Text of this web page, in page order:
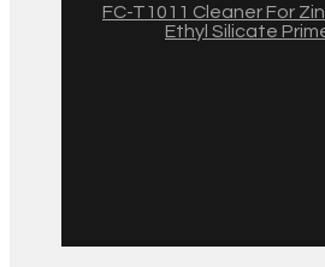
FC-T1011 Cleaner For
Ethyl Silicate